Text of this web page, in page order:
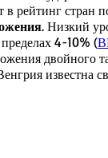
в рейтинг стран
. Низкий
пределах 4-10% (
двойного
известна